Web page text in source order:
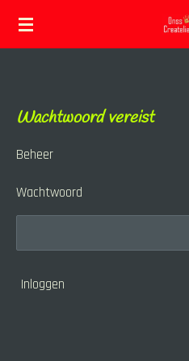
Ga
hoofdinhoud
Wachtwoord vereist
Beheer
Wachtwoord
Inloggen